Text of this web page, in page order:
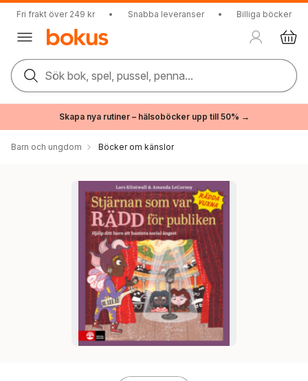
Fri frakt över 249 kr • Snabba leveranser • Billiga böcker
Sök bok, spel, pussel, penna...
Skapa nya rutiner – hälsoböcker upp till 50% →
Barn och ungdom Böcker om känslor